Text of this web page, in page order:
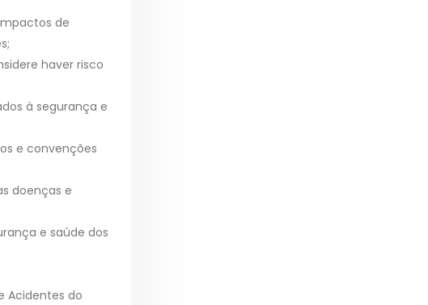
de
haver risco
à segurança e
e convenções
doenças e
e saúde dos
Acidentes do